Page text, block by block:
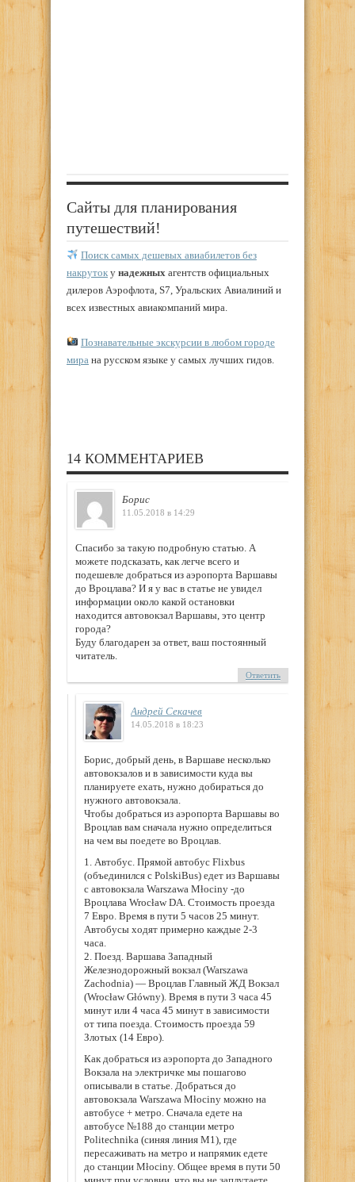
Сайты для планирования
путешествий!
Поиск самых дешевых авиабилетов без
накруток у надежных агентств официальных
дилеров Аэрофлота, S7, Уральских Авиалиний и
всех известных авиакомпаний мира.
Познавательные экскурсии в любом городе
мира на русском языке у самых лучших гидов.
14 КОММЕНТАРИЕВ
Борис
11.05.2018 в 14:29
Спасибо за такую подробную статью. А
можете подсказать, как легче всего и
подешевле добраться из аэропорта Варшавы
до Вроцлава? И я у вас в статье не увидел
информации около какой остановки
находится автовокзал Варшавы, это центр
города?
Буду благодарен за ответ, ваш постоянный
читатель.
Ответить
Андрей Секачев
14.05.2018 в 18:23
Борис, добрый день, в Варшаве несколько
автовокзалов и в зависимости куда вы
планируете ехать, нужно добираться до
нужного автовокзала.
Чтобы добраться из аэропорта Варшавы во
Вроцлав вам сначала нужно определиться
на чем вы поедете во Вроцлав.
1. Автобус. Прямой автобус Flixbus
(объединился с PolskiBus) едет из Варшавы
с автовокзала Warszawa Młociny -до
Вроцлава Wrocław DA. Стоимость проезда
7 Евро. Время в пути 5 часов 25 минут.
Автобусы ходят примерно каждые 2-3
часа.
2. Поезд. Варшава Западный
Железнодорожный вокзал (Warszawa
Zachodnia) — Вроцлав Главный ЖД Вокзал
(Wrocław Główny). Время в пути 3 часа 45
минут или 4 часа 45 минут в зависимости
от типа поезда. Стоимость проезда 59
Злотых (14 Евро).
Как добраться из аэропорта до Западного
Вокзала на электричке мы пошагово
описывали в статье. Добраться до
автовокзала Warszawa Młociny можно на
автобусе + метро. Сначала едете на
автобусе №188 до станции метро
Politechnika (синяя линия M1), где
пересаживать на метро и напрямик едете
до станции Młociny. Общее время в пути 50